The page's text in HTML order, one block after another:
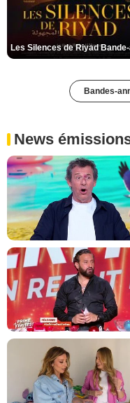
Bandes-
News